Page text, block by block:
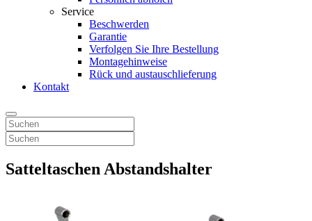
Service
Beschwerden
Garantie
Verfolgen Sie Ihre Bestellung
Montagehinweise
Rück und austauschlieferung
Kontakt
Satteltaschen Abstandshalter